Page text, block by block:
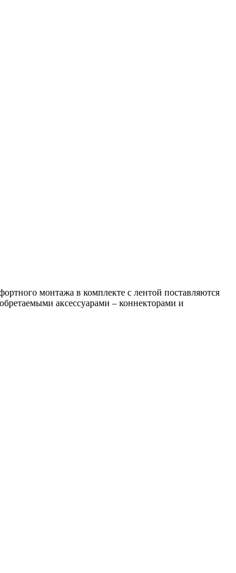
монтажа в комплекте с лентой поставляются
аксессуарами – коннекторами и